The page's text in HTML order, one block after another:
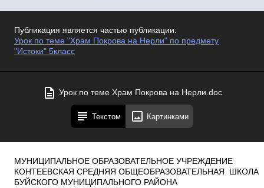
Публикация является частью публикации:
Урок по теме "Храм Покрова на Нерли" по предмету
"Истоки" 5класс
Урок по теме Храм Покрова на Нерли.doc
Текстом Картинками
МУНИЦИПАЛЬНОЕ ОБРАЗОВАТЕЛЬНОЕ УЧРЕЖДЕНИЕ
КОНТЕЕВСКАЯ СРЕДНЯЯ ОБЩЕОБРАЗОВАТЕЛЬНАЯ ШКОЛА
БУЙСКОГО МУНИЦИПАЛЬНОГО РАЙОНА